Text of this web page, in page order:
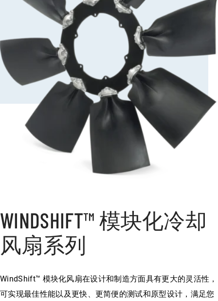
WINDSHIFT™ 模块化冷却
风扇系列
WindShift™ 模块化风扇在设计和制造方面具有更大的灵活性，
可实现最佳性能以及更快、更简便的测试和原型设计，满足您